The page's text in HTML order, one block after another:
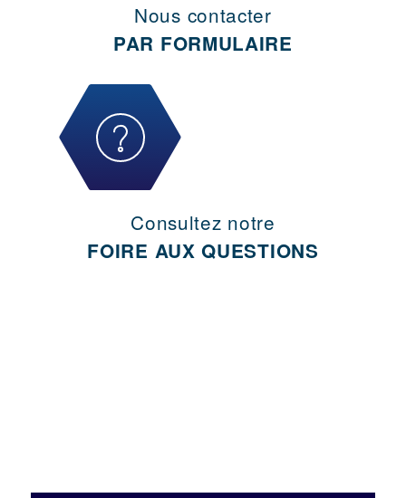
Nous contacter
PAR FORMULAIRE
Consultez notre
FOIRE AUX QUESTIONS